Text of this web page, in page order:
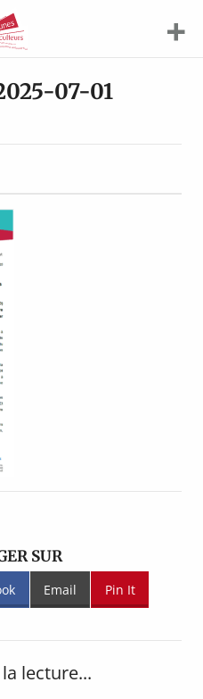
07-01
SUR
Email Pin It
lecture...